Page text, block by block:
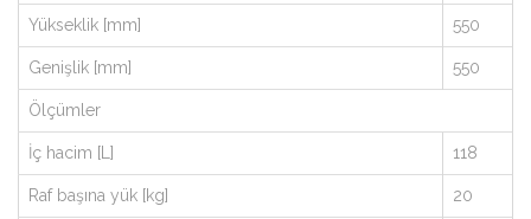
Yükseklik [mm] 550
Genişlik [mm] 550
Ölçümler
İç hacim [L] 118
Raf başına yük [kg] 20